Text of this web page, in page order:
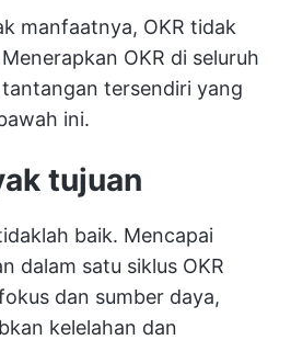
manfaatnya, OKR tidak
OKR di seluruh
tersendiri yang
ini.
tujuan
baik. Mencapai
dalam satu siklus OKR
dan sumber daya,
kelelahan dan